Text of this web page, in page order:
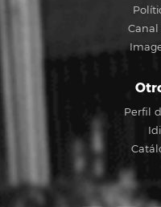
Perfil